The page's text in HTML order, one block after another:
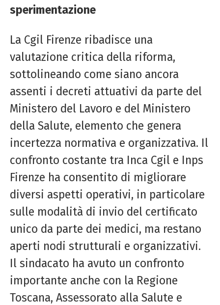
sperimentazione
La Cgil Firenze ribadisce una
valutazione critica della riforma,
sottolineando come siano ancora
assenti i decreti attuativi da parte del
Ministero del Lavoro e del Ministero
della Salute, elemento che genera
incertezza normativa e organizzativa. Il
confronto costante tra Inca Cgil e Inps
Firenze ha consentito di migliorare
diversi aspetti operativi, in particolare
sulle modalità di invio del certificato
unico da parte dei medici, ma restano
aperti nodi strutturali e organizzativi.
Il sindacato ha avuto un confronto
importante anche con la Regione
Toscana, Assessorato alla Salute e